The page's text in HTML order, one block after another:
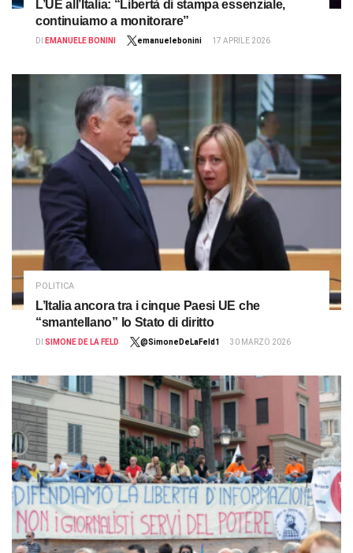
L’UE all’Italia: “Libertà di stampa essenziale,
continuiamo a monitorare”
DI EMANUELE BONINI emanuelebonini 17 APRILE 2026
POLITICA
L’Italia ancora tra i cinque Paesi UE che
“smantellano” lo Stato di diritto
DI SIMONE DE LA FELD @SimoneDeLaFeld1 30 MARZO 2026